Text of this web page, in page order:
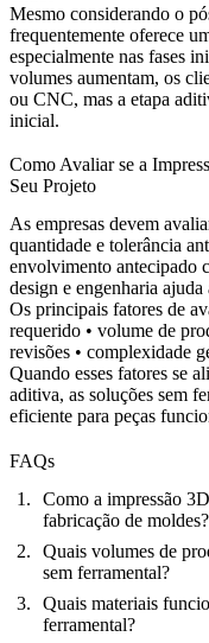
Mesmo considerando o
frequentemente oferece
especialmente nas fases
volumes aumentam, os
ou CNC, mas a etapa
inicial.
Como Avaliar se a
Seu Projeto
As empresas devem
quantidade e tolerância
envolvimento antecipado
design e engenharia ajuda
Os principais fatores de
requerido • volume de
revisões • complexidade
Quando esses fatores se
aditiva, as soluções sem
eficiente para peças
FAQs
Como a impressão
fabricação de moldes?
Quais volumes de
sem ferramental?
Quais materiais
ferramental?